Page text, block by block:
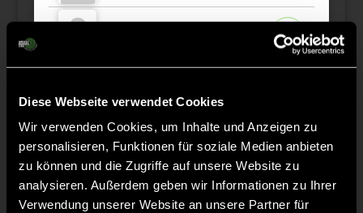
Diese Webseite verwendet Cookies
Wir verwenden Cookies, um Inhalte und Anzeigen zu
personalisieren, Funktionen für soziale Medien anbieten
zu können und die Zugriffe auf unsere Website zu
analysieren. Außerdem geben wir Informationen zu Ihrer
Verwendung unserer Website an unsere Partner für
5
Marlene U. 29